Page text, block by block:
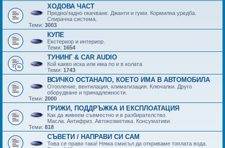
ХОДОВА ЧАСТ
Предно/задно окачване. Джанти и гуми. Кормилна уредба.
Спирачна система.
Теми: 3003
КУПЕ
Екстериор и интериор.
Теми: 1654
ТУНИНГ & CAR AUDIO
Кой какво иска или има по и в колата
Теми: 1743
ВСИЧКО ОСТАНАЛО, КОЕТО ИМА В АВТОМОБИЛА
Отопление, вентилация, климатизация. Ключалки. Друго
оборудване и принадлежности.
Теми: 2000
ГРИЖИ, ПОДДРЪЖКА И ЕКСПЛОАТАЦИЯ
Как да живеем съвместно и в разбирателство.
Масла. Антифриз. Автокозметика. Консумативи.
Теми: 818
СЪВЕТИ / НАПРАВИ СИ САМ
Това се прави така! Няма смисъл да откриваме топлата вода.